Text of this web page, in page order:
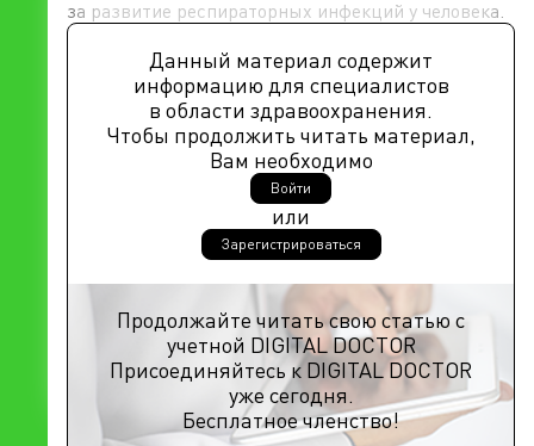
за развитие респираторных инфекций у человека.
Данный материал содержит
информацию для специалистов
в области здравоохранения.
Чтобы продолжить читать материал,
Вам необходимо
Войти
или
Зарегистрироваться
Продолжайте читать свою статью с
учетной DIGITAL DOCTOR
Присоединяйтесь к DIGITAL DOCTOR
уже сегодня.
Бесплатное членство!